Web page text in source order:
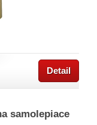
Detail
samolepiace